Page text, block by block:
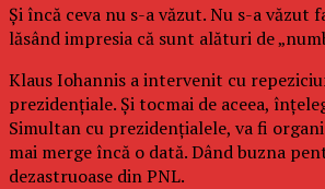
Și încă ceva nu s-a văzut. Nu s-a
lăsând impresia că sunt alături de
Klaus Iohannis a intervenit cu
prezidențiale. Și tocmai de aceea,
Simultan cu prezidențialele, va fi
mai merge încă o dată. Dând buzna
dezastruoase din PNL.